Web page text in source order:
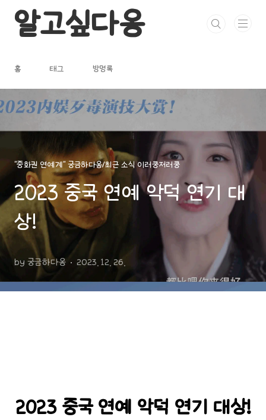
알고싶다옹
홈 태그 방명록
"중화권 연예계" 궁금하다옹/최근 소식 이러쿵저러쿵
2023 중국 연예 악덕 연기 대
상!
by 궁금하다옹 2023. 12. 26.
2023 중국 연예 악덕 연기 대상!